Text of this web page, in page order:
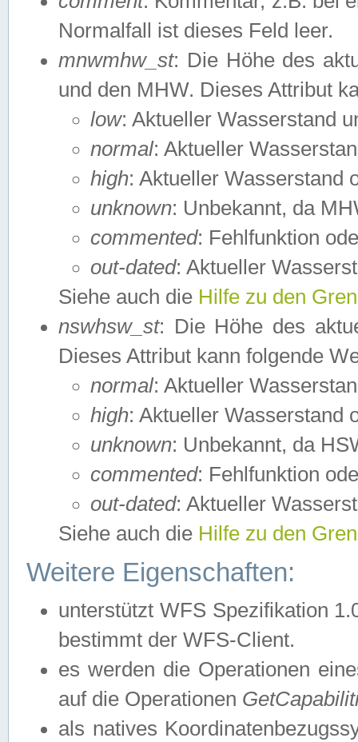
Normalfall ist dieses Feld leer.
mnwmhw_st: Die Höhe des
und den MHW. Dieses Attribut
low: Aktueller Wasserstand
normal: Aktueller
high: Aktueller Wasserstand
unknown: Unbekannt, da
commented: Fehlfunktion
out-dated: Aktueller
Siehe auch die Hilfe zu den
nswhsw_st: Die Höhe des
Dieses Attribut kann folgende
normal: Aktueller
high: Aktueller Wasserstand
unknown: Unbekannt, da
commented: Fehlfunktion
out-dated: Aktueller
Siehe auch die Hilfe zu den
Weitere Eigenschaften:
unterstützt WFS Spezifikation
bestimmt der WFS-Client.
es werden die Operationen
auf die Operationen
als natives